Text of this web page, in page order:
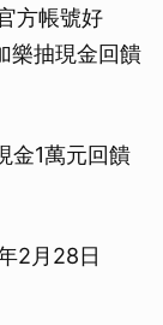
方帳號好
樂抽現金回饋
金1萬元回饋
2月28日